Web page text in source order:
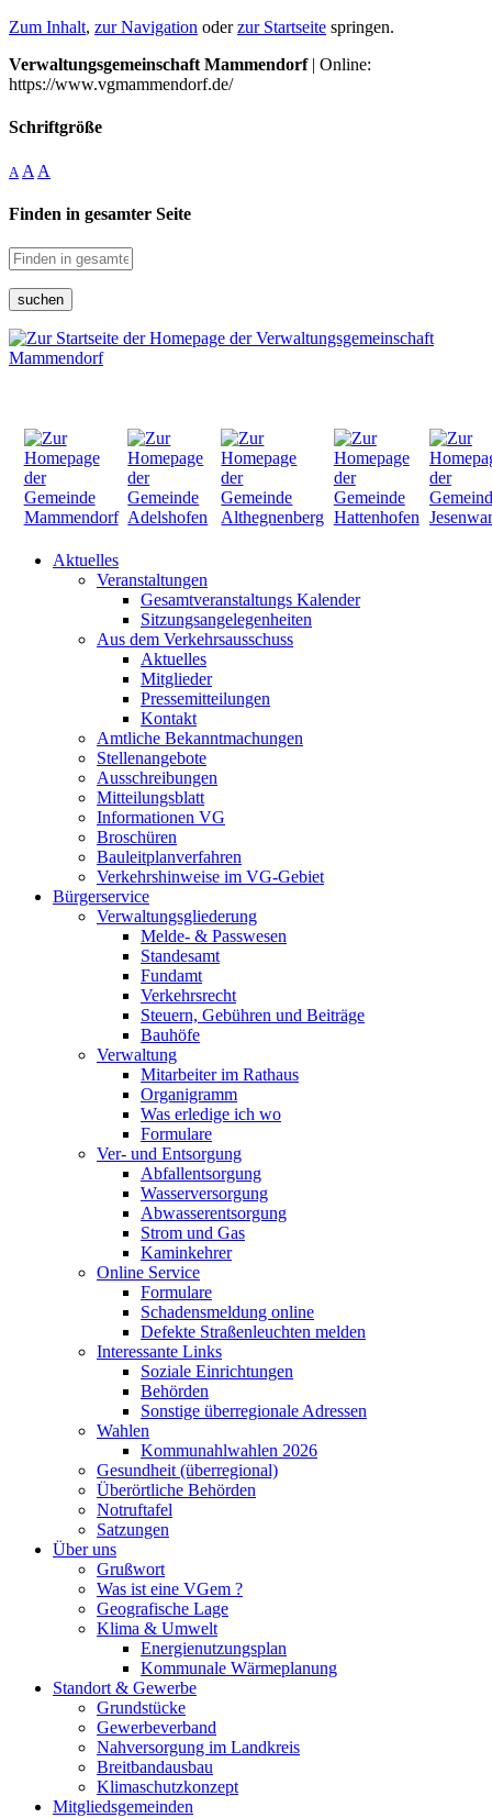
Zum Inhalt, zur Navigation oderzur Startseite springen.
Verwaltungsgemeinschaft Mammendorf| Online:
https://www.vgmammendorf.de/
Schriftgröße
A A A
Finden in gesamter Seite
suchen
Aktuelles
Veranstaltungen
Gesamtveranstaltungs Kalender
Sitzungsangelegenheiten
Aus dem Verkehrsausschuss
Aktuelles
Mitglieder
Pressemitteilungen
Kontakt
Amtliche Bekanntmachungen
Stellenangebote
Ausschreibungen
Mitteilungsblatt
Informationen VG
Broschüren
Bauleitplanverfahren
Verkehrshinweise im VG-Gebiet
Bürgerservice
Verwaltungsgliederung
Melde- & Passwesen
Standesamt
Fundamt
Verkehrsrecht
Steuern, Gebühren und Beiträge
Bauhöfe
Verwaltung
Mitarbeiter im Rathaus
Organigramm
Was erledige ich wo
Formulare
Ver- und Entsorgung
Abfallentsorgung
Wasserversorgung
Abwasserentsorgung
Strom und Gas
Kaminkehrer
Online Service
Formulare
Schadensmeldung online
Defekte Straßenleuchten melden
Interessante Links
Soziale Einrichtungen
Behörden
Sonstige überregionale Adressen
Wahlen
Kommunahlwahlen 2026
Gesundheit (überregional)
Überörtliche Behörden
Notruftafel
Satzungen
Über uns
Grußwort
Was ist eine VGem ?
Geografische Lage
Klima & Umwelt
Energienutzungsplan
Kommunale Wärmeplanung
Standort & Gewerbe
Grundstücke
Gewerbeverband
Nahversorgung im Landkreis
Breitbandausbau
Klimaschutzkonzept
Mitgliedsgemeinden